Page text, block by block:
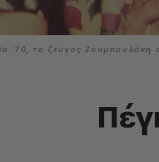
'70, το ζεύγος Ζουμπουλάκη